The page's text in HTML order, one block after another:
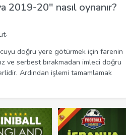
2019-20" nasıl oynanır?
.
doğru yere götürmek için farenin
ve serbest bırakmadan imleci doğru
Ardından işlemi tamamlamak